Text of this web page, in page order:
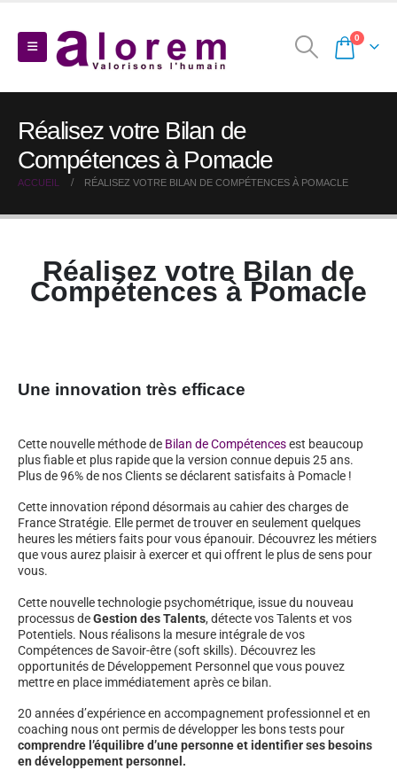
0
Réalisez votre Bilan de
Compétences à Pomacle
ACCUEIL RÉALISEZ VOTRE BILAN DE COMPÉTENCES À POMACLE
Réalisez votre Bilan de
Compétences à Pomacle
Une innovation très efficace
Cette nouvelle méthode de Bilan de Compétencesest beaucoup
plus fiable et plus rapide que la version connue depuis 25 ans.
Plus de 96% de nos Clients se déclarent satisfaits à Pomacle !
Cette innovation répond désormais au cahier des charges de
France Stratégie. Elle permet de trouver en seulement quelques
heures les métiers faits pour vous épanouir. Découvrez les métiers
que vous aurez plaisir à exercer et qui offrent le plus de sens pour
vous.
Cette nouvelle technologie psychométrique, issue du nouveau
processus deGestion des Talents, détecte vos Talents et vos
Potentiels. Nous réalisons la mesure intégrale de vos
Compétences de Savoir-être (soft skills). Découvrez les
opportunités de Développement Personnel que vous pouvez
mettre en place immédiatement après ce bilan.
20 années d’expérience en accompagnement professionnel et en
coaching nous ont permis de développer les bons tests pour
comprendre l’équilibre d’une personne et identifier ses besoins
en développement personnel.